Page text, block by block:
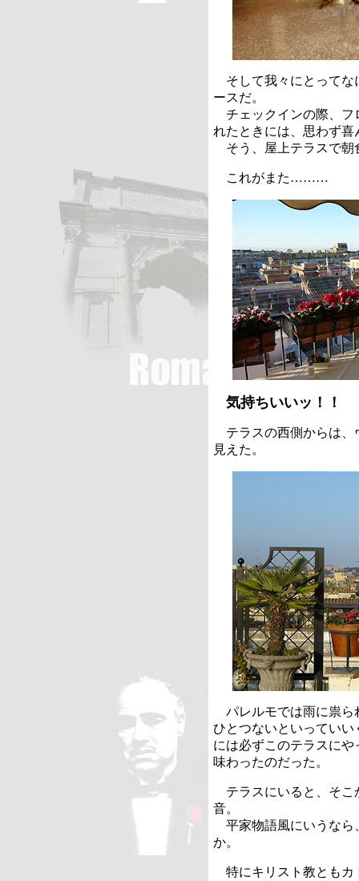
そして我々にとってな
ースだ。
チェックインの際、フ
れたときには、思わず喜
そう、屋上テラスで朝
これがまた………
気持ちいいッ！！
テラスの西側からは、
見えた。
パレルモでは雨に祟ら
ひとつないといってい
には必ずこのテラスに
味わったのだった。
テラスにいると、そこ
音。
平家物語風にいうな
か。
特にキリスト教ともカ